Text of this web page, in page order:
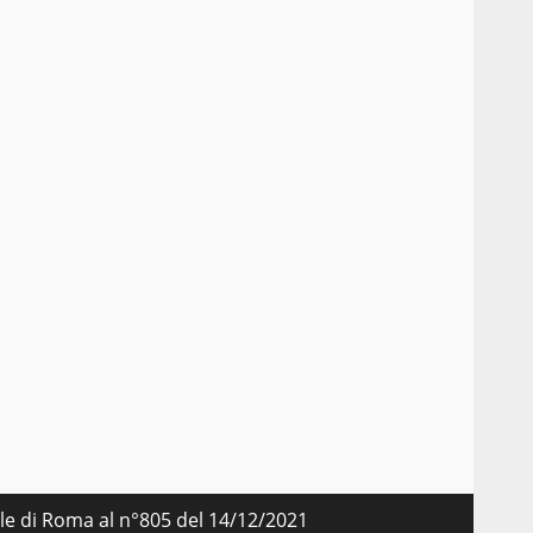
Roma al n°805 del 14/12/2021